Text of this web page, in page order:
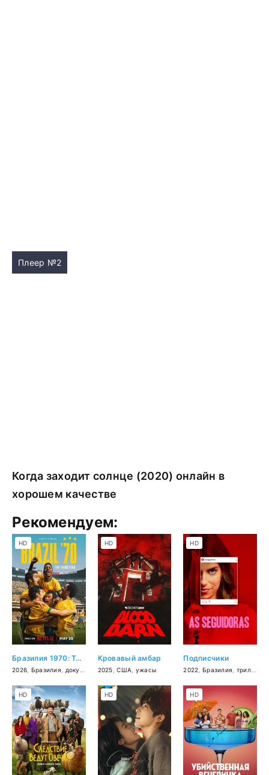
Плеер №2
Когда заходит солнце (2020) онлайн в
хорошем качестве
Рекомендуем:
Бразилия 1970: Третья звезда
2026 Бразилия документальный ,спорт
HD
Кровавый амбар
2025 ,США ужасы
HD
Подписчики
2022 Бразилия триллер
HD
HD HD HD